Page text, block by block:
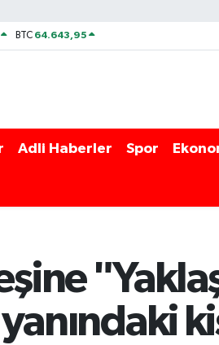
BTC 64.643,95
Adli Haberler Spor